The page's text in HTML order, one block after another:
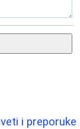
i preporuke